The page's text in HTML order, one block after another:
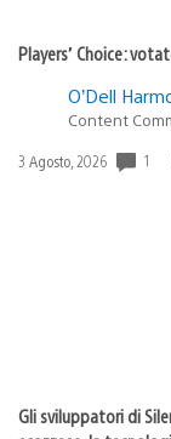
Players’ Choice:
O’Dell
Content
Data
3 Agosto, 2026 1
Gli sviluppatori di